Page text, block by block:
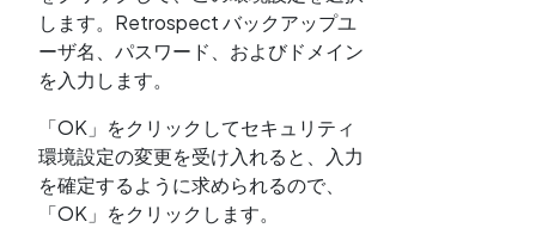
します。Retrospect バックアップユ
ーザ名、パスワード、およびドメイン
を入力します。
「OK」をクリックしてセキュリティ
環境設定の変更を受け入れると、入力
を確定するように求められるので、
「OK」をクリックします。